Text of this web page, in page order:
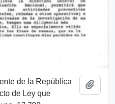
de la República
de Ley que